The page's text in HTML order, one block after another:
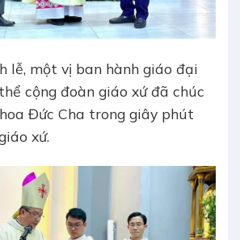
lễ, một vị ban hành giáo đại
cộng đoàn giáo xứ đã chúc
Đức Cha trong giây phút
xứ.